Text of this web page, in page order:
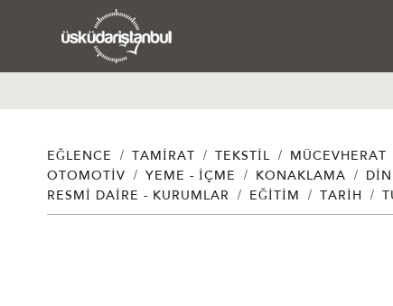
EĞLENCE / TAMIRAT / TEKSTIL / MÜCEVHERAT
OTOMOTIV / YEME - İÇME / KONAKLAMA /
RESMI DAIRE - KURUMLAR / EĞITIM / TARIH /